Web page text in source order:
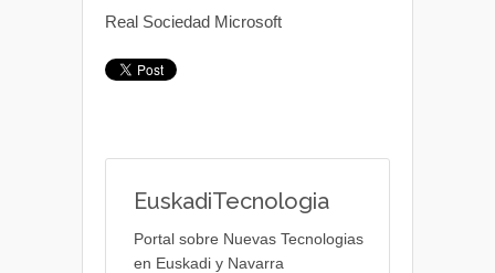
Real Sociedad Microsoft
EuskadiTecnologia
Portal sobre Nuevas Tecnologias
en Euskadi y Navarra